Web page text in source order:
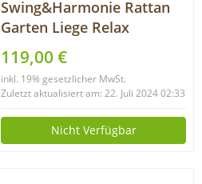
Swing&Harmonie Rattan
Garten Liege Relax
Polyrattan Gartenliege
Rattanmöbel Liegestuhl
Sonnenliege (Schwarz)
119,00 €
inkl. 19% gesetzlicher MwSt.
Zuletzt aktualisiert am: 22. Juli 2024 02:33
Nicht Verfügbar